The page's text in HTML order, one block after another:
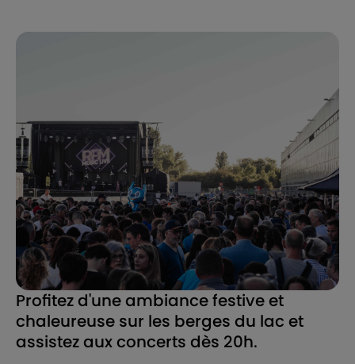
Profitez d'une ambiance festive et
chaleureuse sur les berges du lac et
assistez aux concerts dès 20h.